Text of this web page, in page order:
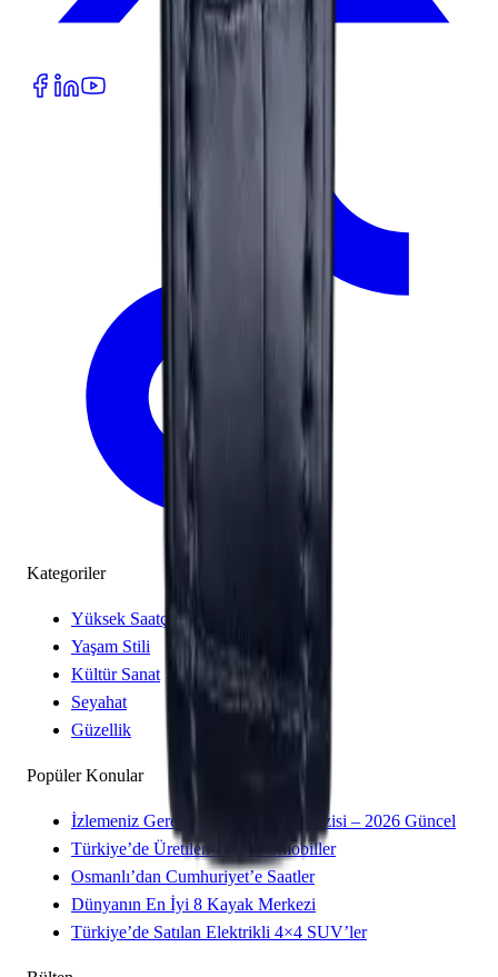
Kategoriler
Yüksek Saatçilik
Yaşam Stili
Kültür Sanat
Seyahat
Güzellik
Popüler Konular
İzlemeniz Gereken 15 Yeni Kore Dizisi – 2026 Güncel
Türkiye’de Üretilen Yerli Otomobiller
Osmanlı’dan Cumhuriyet’e Saatler
Dünyanın En İyi 8 Kayak Merkezi
Türkiye’de Satılan Elektrikli 4×4 SUV’ler